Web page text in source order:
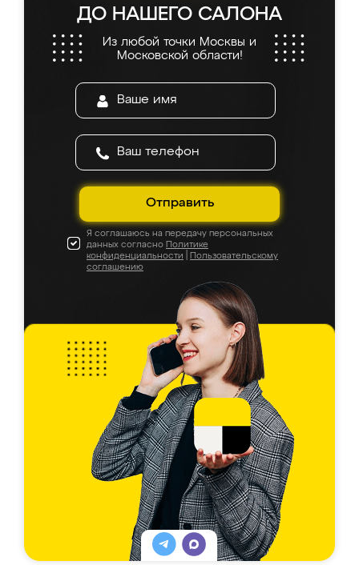
ДО НАШЕГО САЛОНА
Из любой точки Москвы и
Московской области!
Отправить
Я соглашаюсь на передачу персональных
данных согласно Политике
конфиденциальности
Пользовательскому
соглашению